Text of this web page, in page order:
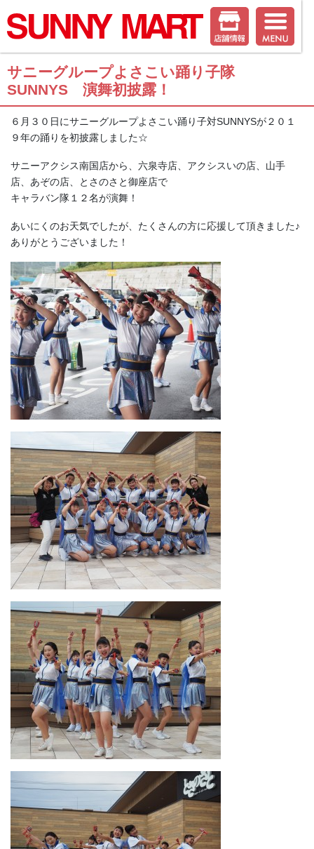
サニーグループよさこい踊り子隊
SUNNYS 演舞初披露！
６月３０日にサニーグループよさこい踊り子対SUNNYSが２０１
９年の踊りを初披露しました☆
サニーアクシス南国店から、六泉寺店、アクシスいの店、山手
店、あぞの店、とさのさと御座店で
キャラバン隊１２名が演舞！
あいにくのお天気でしたが、たくさんの方に応援して頂きました♪
ありがとうございました！